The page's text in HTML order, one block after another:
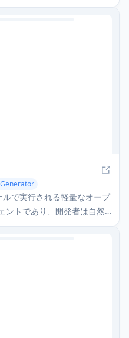
offering privacy-
requiring server
で実行される軽量なオープ
ントであり、開発者は自然
ドを実行し、ファイルを操
できるChatGPTレベルの